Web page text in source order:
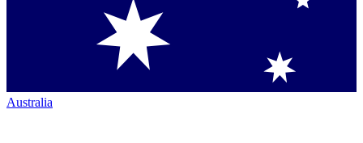
Australia